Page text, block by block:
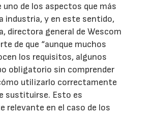
de los aspectos que más
industria, y en este sentido,
directora general de Wescom
de que “aunque muchos
los requisitos, algunos
obligatorio sin comprender
utilizarlo correctamente
sustituirse. Esto es
relevante en el caso de los